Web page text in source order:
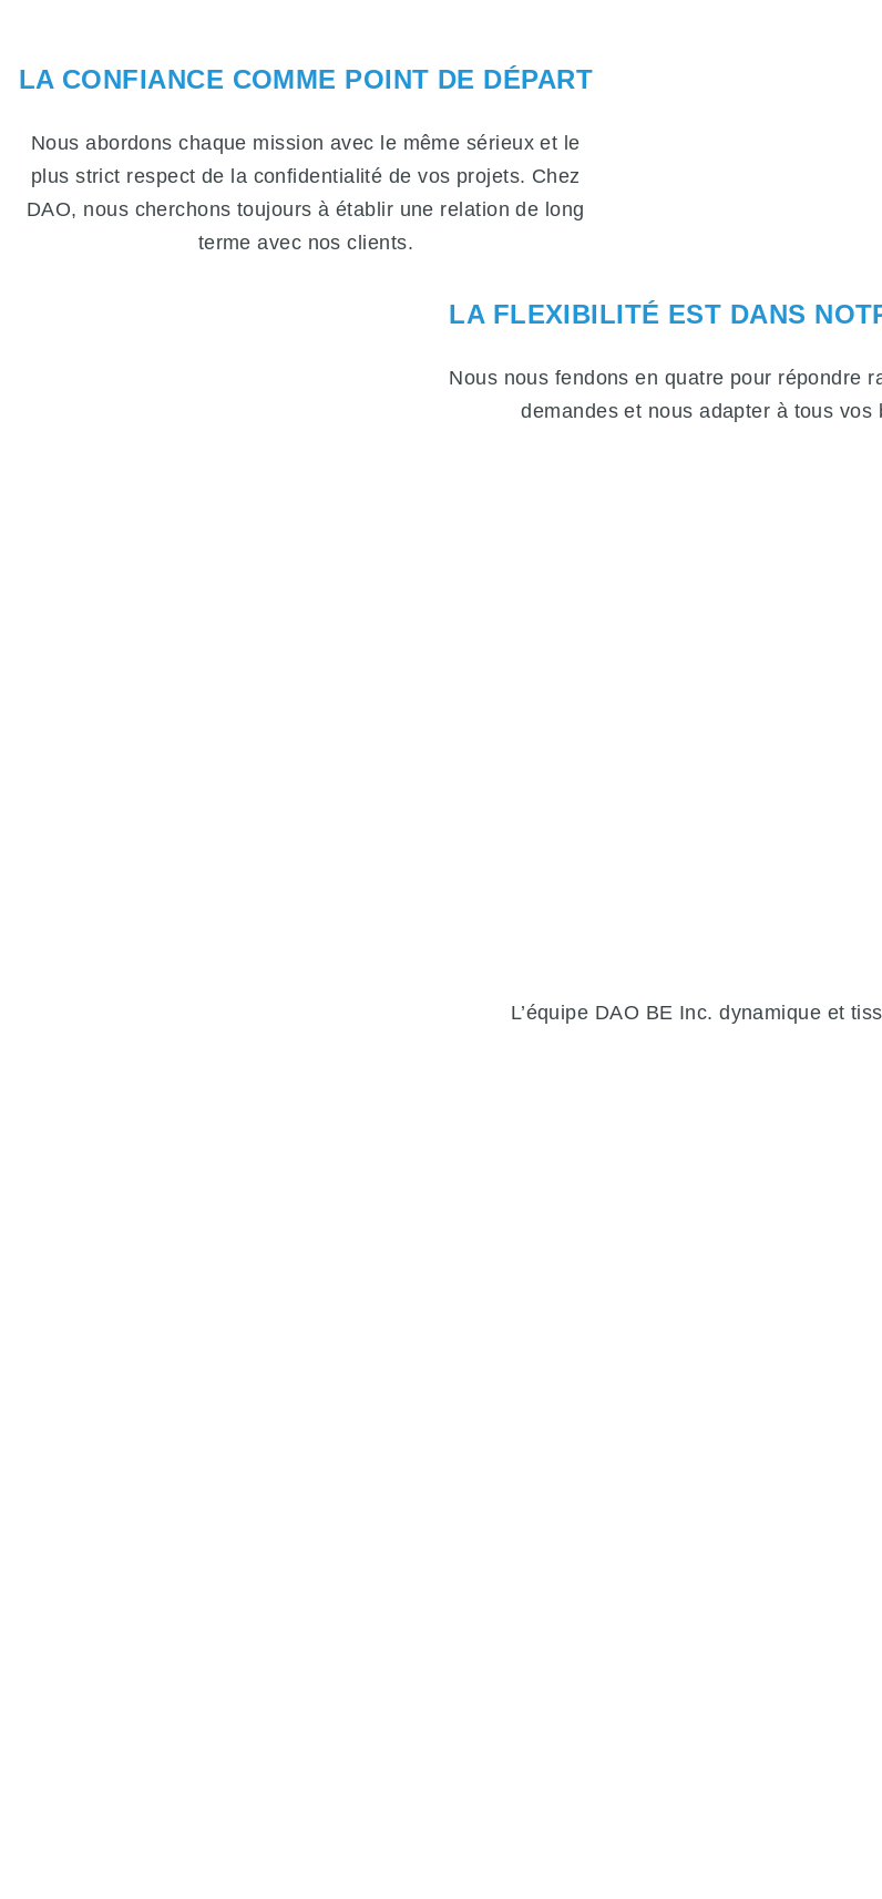
LA CONFIANCE COMME POINT DE DÉPART
Nous abordons chaque mission avec le même sérieux et le
plus strict respect de la confidentialité de vos projets. Chez
DAO, nous cherchons toujours à établir une relation de long
terme avec nos clients.
LA FLEXIBILITÉ EST DANS
Nous nous fendons en quatre pour répondre
demandes et nous adapter à tous vos
L’équipe DAO BE Inc. dynamique et